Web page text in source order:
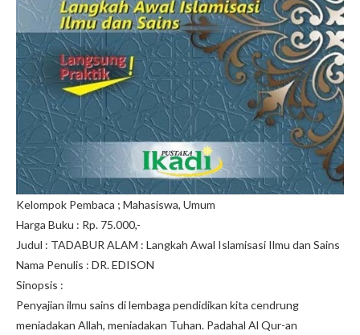
Kelompok Pembaca ; Mahasiswa, Umum
Harga Buku : Rp. 75.000,-
Judul : TADABUR ALAM : Langkah Awal Islamisasi Ilmu dan Sains
Nama Penulis : DR. EDISON
Sinopsis :
Penyajian ilmu sains di lembaga pendidikan kita cendrung
meniadakan Allah, meniadakan Tuhan. Padahal Al Qur-an